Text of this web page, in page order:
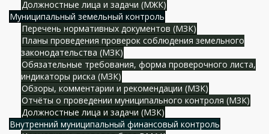
Должностные лица и задачи (МЖК)
Муниципальный земельный контроль
Перечень нормативных документов (МЗК)
Планы проведения проверок соблюдения земельного
законодательства (МЗК)
Обязательные требования, форма проверочного листа,
индикаторы риска (МЗК)
Обзоры, комментарии и рекомендации (МЗК)
Отчёты о проведении муниципального контроля (МЗК)
Должностные лица и задачи (МЗК)
Внутренний муниципальный финансовый контроль